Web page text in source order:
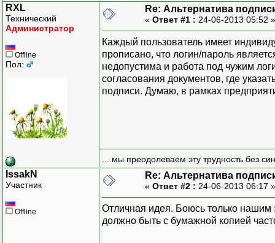
RXL
Технический
Администратор
Offline
Пол:
Re: Альтернатива
« Ответ #1 : 24-06-2013 05:52
Каждый пользователь имеет
прописано, что логин/пароль
недопустима и работа под чужим
согласования документов, где
подписи. Думаю, в рамках
... мы преодолеваем эту трудность без
IssakN
Участник
Offline
Re: Альтернатива
« Ответ #2 : 24-06-2013 06:17
Отличная идея. Боюсь только нашим
должно быть с бумажной копией